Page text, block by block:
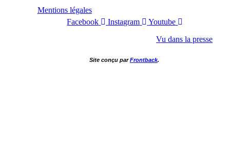
Mentions légales
Facebook
Instagram
Youtube
Vu dans la presse
Site conçu parFrontback.